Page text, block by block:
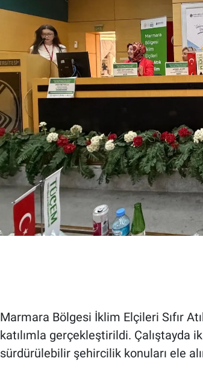
Marmara Bölgesi İklim Elçileri Sıfır
katılımla gerçekleştirildi. Çalıştayda
sürdürülebilir şehircilik konuları ele